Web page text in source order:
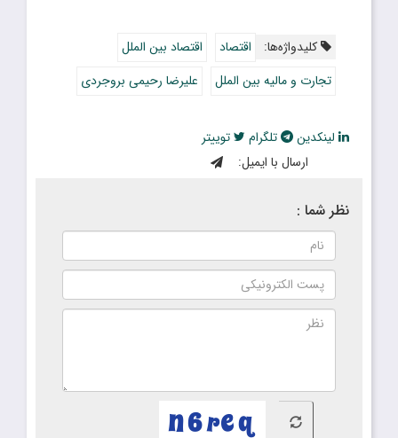
کلیدواژه‌ها: اقتصاد
اقتصاد بین الملل
تجارت و مالیه بین الملل
علیرضا رحیمی بروجردی
لینکدین تلگرام
توییتر
ارسال با ایمیل:
نظر شما :